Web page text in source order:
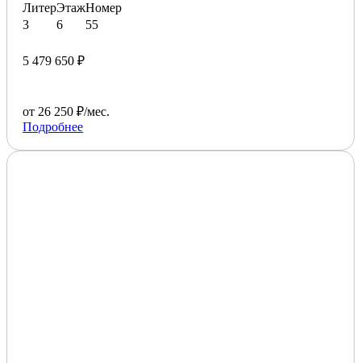
Литер
3
Этаж
6
Номер
55
5 479 650 ₽
от 26 250 ₽/мес.
Подробнее